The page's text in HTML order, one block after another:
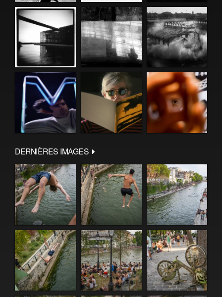
DERNIÈRES IMAGES